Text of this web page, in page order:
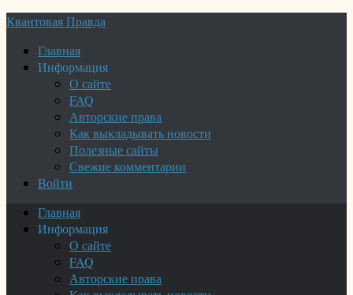
Квантовая Правда
Главная
Информация
О сайте
FAQ
Авторские права
Как выкладывать новости
Полезные сайты
Свежие комментарии
Войти
Главная
Информация
О сайте
FAQ
Авторские права